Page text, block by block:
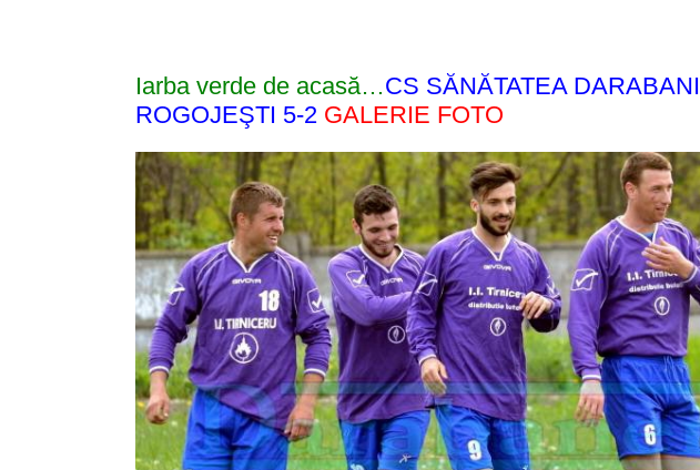
Iarba verde de acasă…CS SĂNĂTATEA
ROGOJEŞTI 5-2 GALERIE FOTO